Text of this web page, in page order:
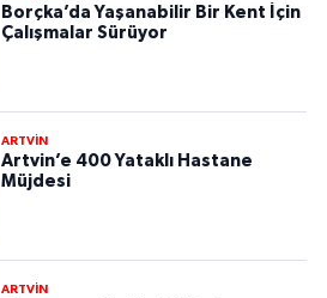
Borçka’da Yaşanabilir Bir Kent İçin
Çalışmalar Sürüyor
ARTVİN
Artvin’e 400 Yataklı Hastane
Müjdesi
ARTVİN